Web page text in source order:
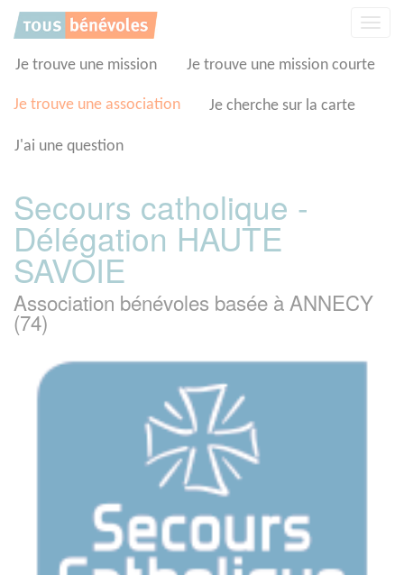
Je trouve une mission Je trouve une mission courte
Je trouve une association Je cherche sur la carte
J'ai une question
Secours catholique -
Délégation HAUTE
SAVOIE
Association bénévoles basée à ANNECY
(74)
Panneau de gestion des cookies